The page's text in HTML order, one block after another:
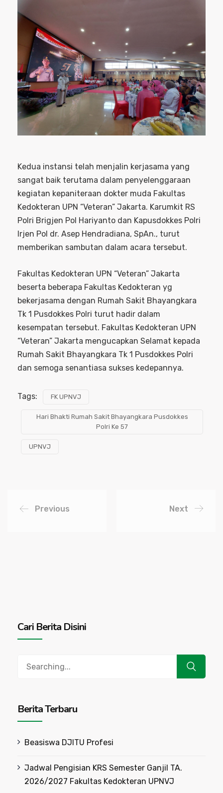
Kedua instansi telah menjalin kerjasama yang
sangat baik terutama dalam penyelenggaraan
kegiatan kepaniteraan dokter muda Fakultas
Kedokteran UPN “Veteran” Jakarta. Karumkit RS
Polri Brigjen Pol Hariyanto dan Kapusdokkes Polri
Irjen Pol dr. Asep Hendradiana, SpAn., turut
memberikan sambutan dalam acara tersebut.
Fakultas Kedokteran UPN “Veteran” Jakarta
beserta beberapa Fakultas Kedokteran yg
bekerjasama dengan Rumah Sakit Bhayangkara
Tk 1 Pusdokkes Polri turut hadir dalam
kesempatan tersebut. Fakultas Kedokteran UPN
“Veteran” Jakarta mengucapkan Selamat kepada
Rumah Sakit Bhayangkara Tk 1 Pusdokkes Polri
dan semoga senantiasa sukses kedepannya.
Tags: FK UPNVJ
Hari Bhakti Rumah Sakit Bhayangkara Pusdokkes
Polri Ke 57
UPNVJ
Previous Next
Cari Berita Disini
Berita Terbaru
Beasiswa DJITU Profesi
Jadwal Pengisian KRS Semester Ganjil TA.
2026/2027 Fakultas Kedokteran UPNVJ